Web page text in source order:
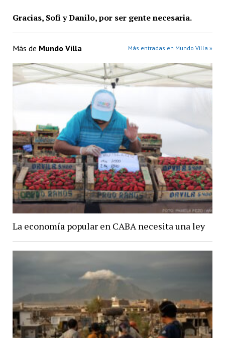
Gracias, Sofi y Danilo, por ser gente necesaria.
Más de Mundo Villa Más entradas en Mundo Villa »
La economía popular en CABA necesita una ley